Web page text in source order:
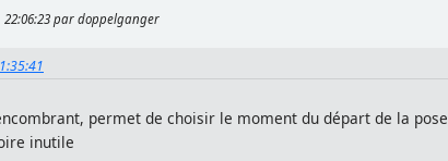
22:06:23 par doppelganger
permet de choisir le moment du départ de la
inutile